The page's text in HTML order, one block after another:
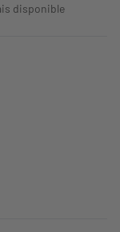
disponible